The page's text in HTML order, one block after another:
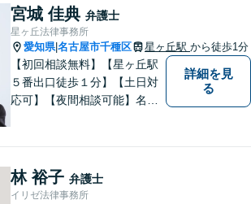
談対応も行っております。ま
ずは、お気軽にお電話くださ
い。
宮城 佳典 弁護士
星ヶ丘法律事務所
愛知県|名古屋市千種区 星ヶ丘駅 から徒歩1分
【初回相談無料】【星ヶ丘駅
５番出口徒歩１分】【土日対
応可】【夜間相談可能】名古
詳細を見
る
林 裕子 弁護士
イリゼ法律事務所